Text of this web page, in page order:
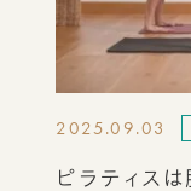
2025.09.03
ピラティス